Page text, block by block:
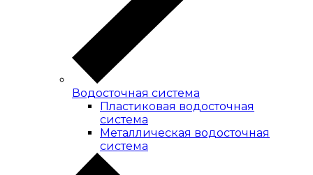
Водосточная система
Пластиковая водосточная
система
Металлическая водосточная
система